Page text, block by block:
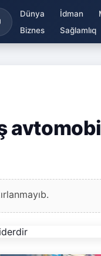
Dünya İdman
Biznes
Sağlamlıq